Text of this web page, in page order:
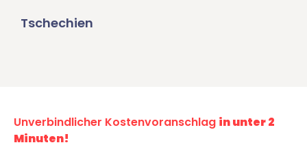
Tschechien
Unverbindlicher Kostenvoranschlag in unter 2
Minuten!